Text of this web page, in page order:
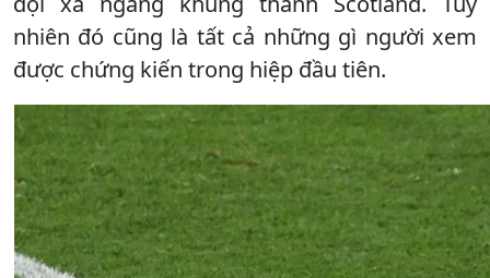
nhiên đó cũng là tất cả những gì người xem
được chứng kiến trong hiệp đầu tiên.